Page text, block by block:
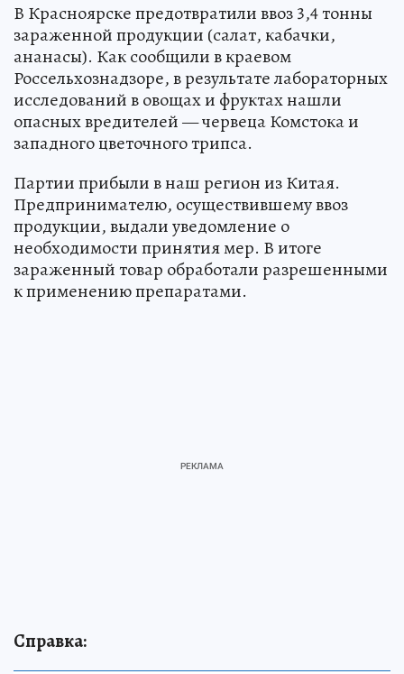
В Красноярске предотвратили ввоз 3,4 тонны
зараженной продукции (салат, кабачки,
ананасы). Как сообщили в краевом
Россельхознадзоре, в результате лабораторных
исследований в овощах и фруктах нашли
опасных вредителей — червеца Комстока и
западного цветочного трипса.
Партии прибыли в наш регион из Китая.
Предпринимателю, осуществившему ввоз
продукции, выдали уведомление о
необходимости принятия мер. В итоге
зараженный товар обработали разрешенными
к применению препаратами.
Справка: